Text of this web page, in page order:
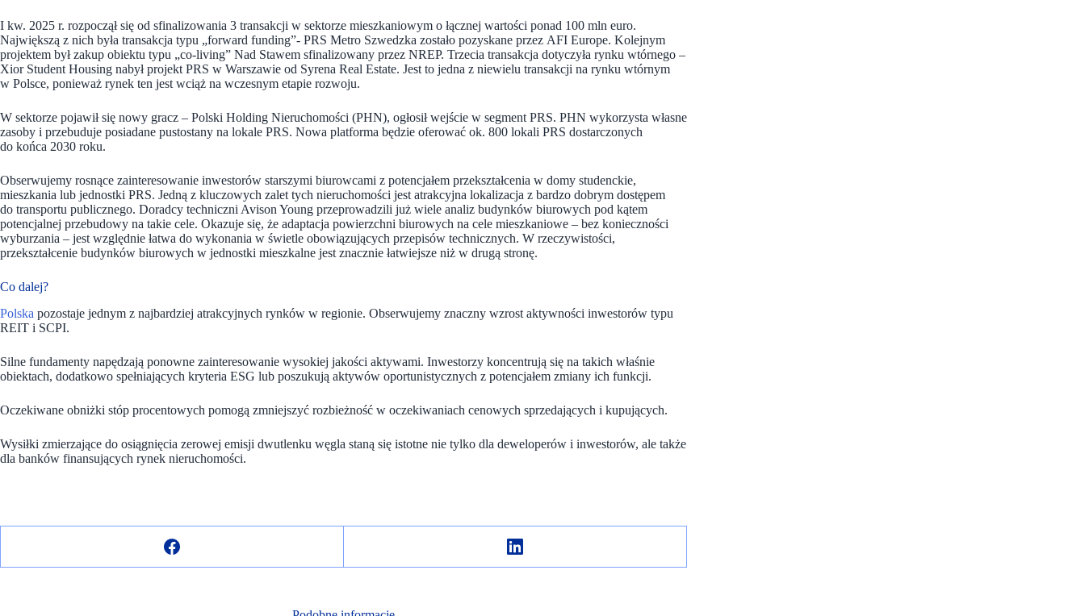
I kw. 2025 r. rozpoczął się od sfinalizowania 3 transakcji w sektorze mieszkaniowym o łącznej wartości ponad 100 mln euro.
Największą z nich była transakcja typu „forward funding”- PRS Metro Szwedzka zostało pozyskane przez AFI Europe. Kolejnym
projektem był zakup obiektu typu „co-living” Nad Stawem sfinalizowany przez NREP. Trzecia transakcja dotyczyła rynku wtórnego –
Xior Student Housing nabył projekt PRS w Warszawie od Syrena Real Estate. Jest to jedna z niewielu transakcji na rynku wtórnym
w Polsce, ponieważ rynek ten jest wciąż na wczesnym etapie rozwoju.
W sektorze pojawił się nowy gracz – Polski Holding Nieruchomości (PHN), ogłosił wejście w segment PRS. PHN wykorzysta własne
zasoby i przebuduje posiadane pustostany na lokale PRS. Nowa platforma będzie oferować ok. 800 lokali PRS dostarczonych
do końca 2030 roku.
Obserwujemy rosnące zainteresowanie inwestorów starszymi biurowcami z potencjałem przekształcenia w domy studenckie,
mieszkania lub jednostki PRS. Jedną z kluczowych zalet tych nieruchomości jest atrakcyjna lokalizacja z bardzo dobrym dostępem
do transportu publicznego. Doradcy techniczni Avison Young przeprowadzili już wiele analiz budynków biurowych pod kątem
potencjalnej przebudowy na takie cele. Okazuje się, że adaptacja powierzchni biurowych na cele mieszkaniowe – bez konieczności
wyburzania – jest względnie łatwa do wykonania w świetle obowiązujących przepisów technicznych. W rzeczywistości,
przekształcenie budynków biurowych w jednostki mieszkalne jest znacznie łatwiejsze niż w drugą stronę.
Co dalej?
Polska pozostaje jednym z najbardziej atrakcyjnych rynków w regionie. Obserwujemy znaczny wzrost aktywności inwestorów typu
REIT i SCPI.
Silne fundamenty napędzają ponowne zainteresowanie wysokiej jakości aktywami. Inwestorzy koncentrują się na takich właśnie
obiektach, dodatkowo spełniających kryteria ESG lub poszukują aktywów oportunistycznych z potencjałem zmiany ich funkcji.
Oczekiwane obniżki stóp procentowych pomogą zmniejszyć rozbieżność w oczekiwaniach cenowych sprzedających i kupujących.
Wysiłki zmierzające do osiągnięcia zerowej emisji dwutlenku węgla staną się istotne nie tylko dla deweloperów i inwestorów, ale także
dla banków finansujących rynek nieruchomości.